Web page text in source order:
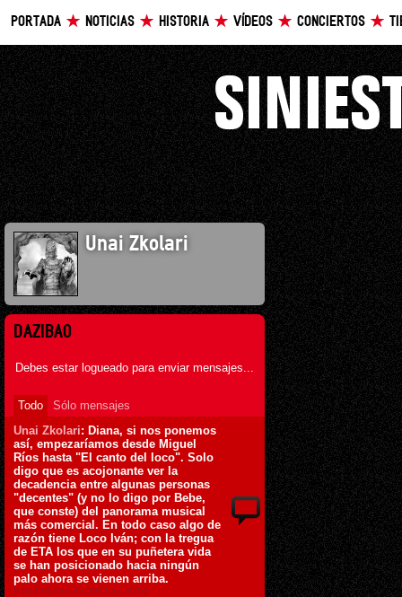
PORTADA NOTICIAS HISTORIA VÍDEOS CONCIERTOS
Unai Zkolari
DAZIBAO
Debes estar logueado para enviar mensajes...
Todo
Sólo mensajes
Unai Zkolari: Diana, si nos ponemos
así, empezaríamos desde Miguel
Ríos hasta "El canto del loco". Solo
digo que es acojonante ver la
decadencia entre algunas personas
"decentes" (y no lo digo por Bebe,
que conste) del panorama musical
más comercial. En todo caso algo de
razón tiene Loco Iván; con la tregua
de ETA los que en su puñetera vida
se han posicionado hacia ningún
palo ahora se vienen arriba.
9 de Febrero de 2012 ás 20:02